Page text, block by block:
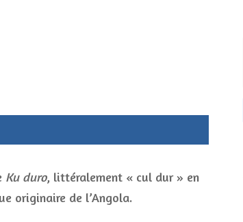
Ku duro, littéralement « cul dur » en
originaire de l’Angola.